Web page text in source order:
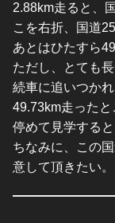
2.88km走ると、
こを右折、国道
あとはひたすら
ただし、とても
続車に追いつか
49.73km走った
停めて見学すると
ちなみに、この
意して頂きたい。